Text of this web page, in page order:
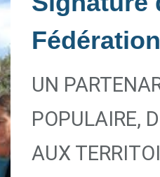
UN
POPULAIRE,
AUX